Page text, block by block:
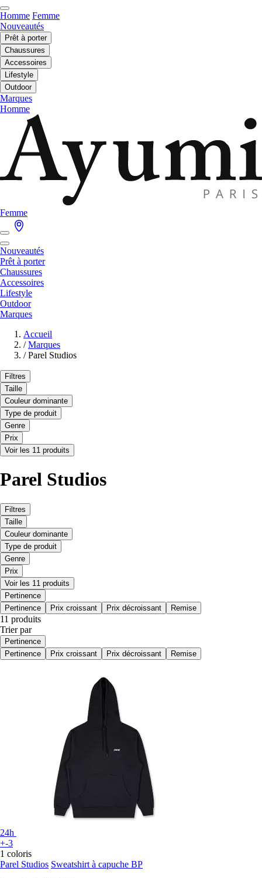
Homme Femme
Nouveautés
Prêt à porter
Chaussures
Accessoires
Lifestyle
Outdoor
Marques
Homme
Femme
Nouveautés
Prêt à porter
Chaussures
Accessoires
Lifestyle
Outdoor
Marques
Accueil
/ Marques
/ Parel Studios
Filtres
Taille
Couleur dominante
Type de produit
Genre
Prix
Voir les 11 produits
Parel Studios
Filtres
Taille
Couleur dominante
Type de produit
Genre
Prix
Voir les 11 produits
Pertinence
Pertinence
Prix croissant Prix décroissant Remise
11 produits
Trier par
Pertinence
Pertinence
Prix croissant Prix décroissant Remise
24h
+-3
1 coloris
Parel Studios Sweatshirt à capuche BP